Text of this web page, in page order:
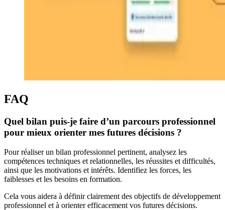
FAQ
Quel bilan puis-je faire d’un parcours professionnel
pour mieux orienter mes futures décisions ?
Pour réaliser un bilan professionnel pertinent, analysez les
compétences techniques et relationnelles, les réussites et difficultés,
ainsi que les motivations et intérêts. Identifiez les forces, les
faiblesses et les besoins en formation.
Cela vous aidera à définir clairement des objectifs de développement
professionnel et à orienter efficacement vos futures décisions.